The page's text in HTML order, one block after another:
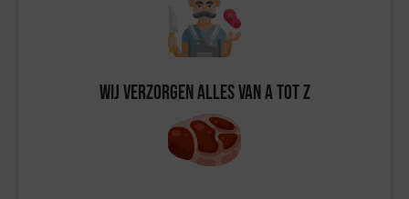
Wij verzorgen alles van A tot Z